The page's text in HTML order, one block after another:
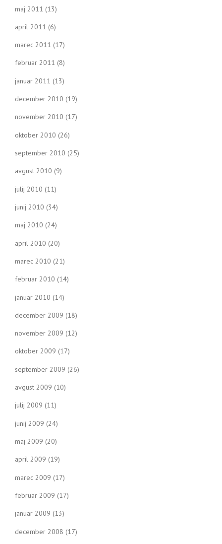
maj 2011 (13)
april 2011 (6)
marec 2011 (17)
februar 2011 (8)
januar 2011 (13)
december 2010 (19)
november 2010 (17)
oktober 2010 (26)
september 2010 (25)
avgust 2010 (9)
julij 2010 (11)
junij 2010 (34)
maj 2010 (24)
april 2010 (20)
marec 2010 (21)
februar 2010 (14)
januar 2010 (14)
december 2009 (18)
november 2009 (12)
oktober 2009 (17)
september 2009 (26)
avgust 2009 (10)
julij 2009 (11)
junij 2009 (24)
maj 2009 (20)
april 2009 (19)
marec 2009 (17)
februar 2009 (17)
januar 2009 (13)
december 2008 (17)